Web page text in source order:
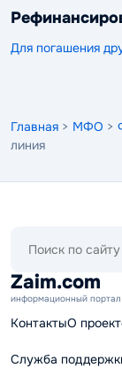
Для погашения
Главная > МФО >
линия
сайту
Zaim.com
информационный портал
КонтактыО
Служба